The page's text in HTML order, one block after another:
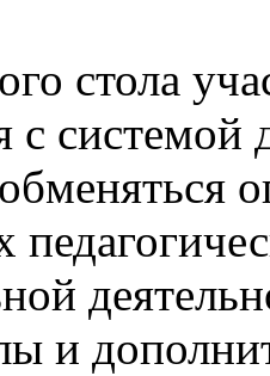
стола
с системой
и